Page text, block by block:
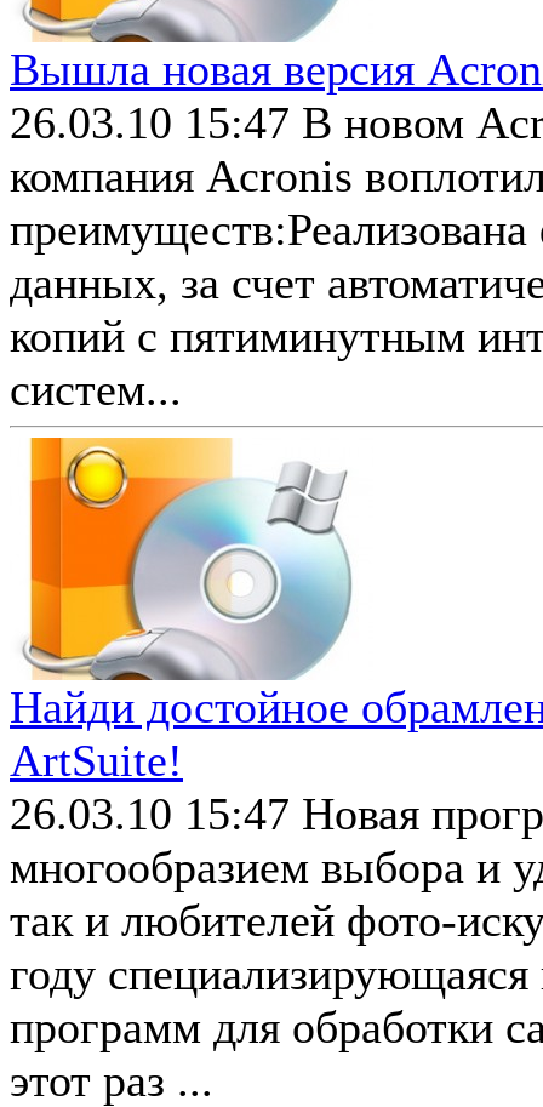
Вышла новая версия
26.03.10 15:47 В новом
компания Acronis
данных, за счет
копий с пятиминутным
систем...
Найди достойное
ArtSuite!
26.03.10 15:47 Новая
многообразием выбора и
так и любителей фото-
году специализирующаяся
программ для обработки
этот раз ...